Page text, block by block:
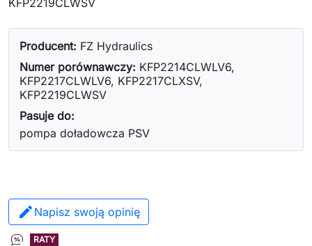
KFP2219CLWSV
Producent: FZ Hydraulics
Numer porównawczy: KFP2214CLWLV6,
KFP2217CLWLV6, KFP2217CLXSV,
KFP2219CLWSV
Pasuje do:
pompa doładowcza PSV
Napisz swoją opinię
RATY